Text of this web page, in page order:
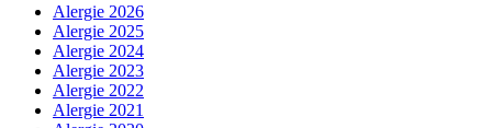
Alergie 2026
Alergie 2025
Alergie 2024
Alergie 2023
Alergie 2022
Alergie 2021